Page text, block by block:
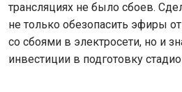
трансляциях не было сбоев.
не только обезопасить эфиры
со сбоями в электросети, но и
инвестиции в подготовку